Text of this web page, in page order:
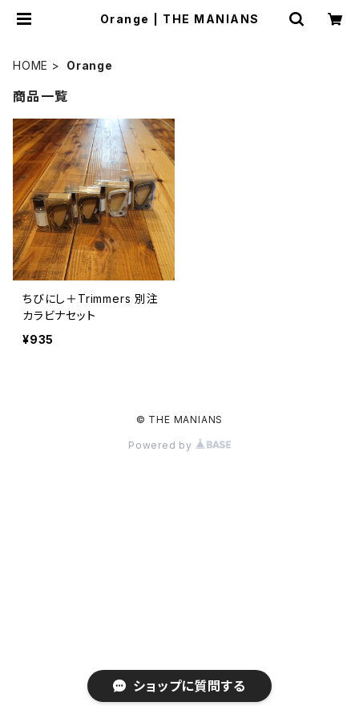
Orange | THE MANIANS
HOME Orange
商品一覧
ちびにし＋Trimmers 別注
カラビナセット
¥935
© THE MANIANS
Powered by
ショップに質問する